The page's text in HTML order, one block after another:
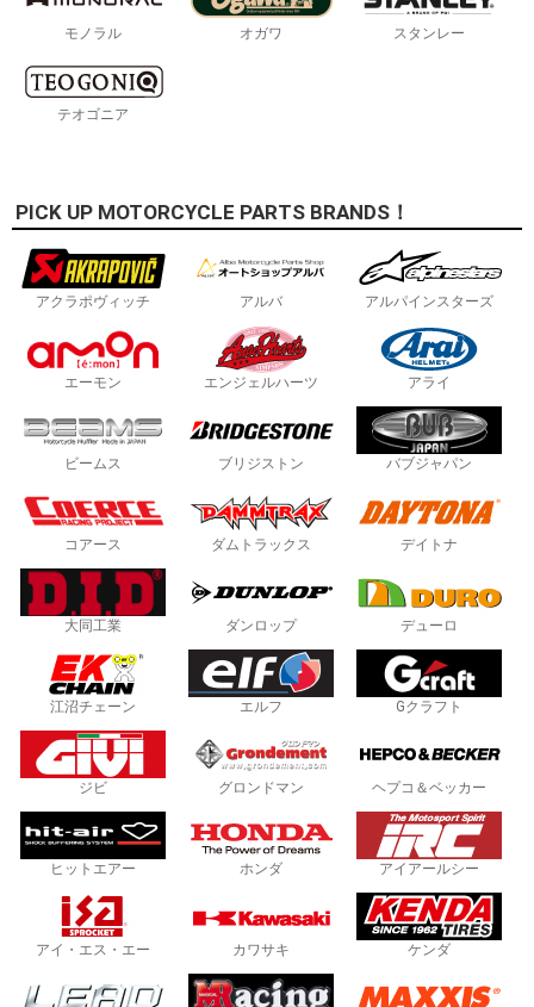
モノラル オガワ スタンレー
テオゴニア
PICK UP MOTORCYCLE PARTS BRANDS！
アクラポヴィッチ アルバ アルパインスターズ
エーモン エンジェルハーツ アライ
ビームス ブリジストン バブジャパン
コアース ダムトラックス デイトナ
大同工業 ダンロップ デューロ
江沼チェーン エルフ Gクラフト
ジビ グロンドマン ヘプコ＆ベッカー
ヒットエアー ホンダ アイアールシー
アイ・エス・エー カワサキ ケンダ